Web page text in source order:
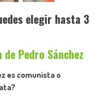
elegir hasta 3
Pedro Sánchez
es comunista o